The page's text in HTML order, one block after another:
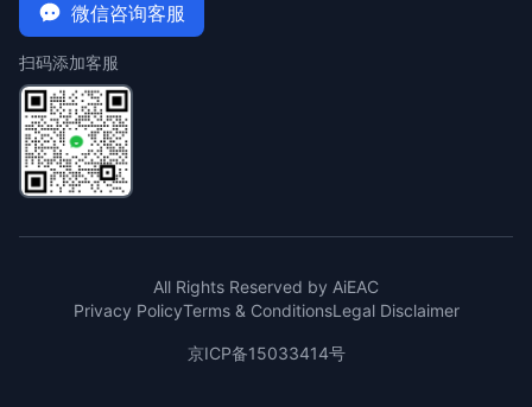
微信咨询客服
扫码添加客服
All Rights Reserved by AiEAC
Privacy PolicyTerms & ConditionsLegal Disclaimer
京ICP备15033414号